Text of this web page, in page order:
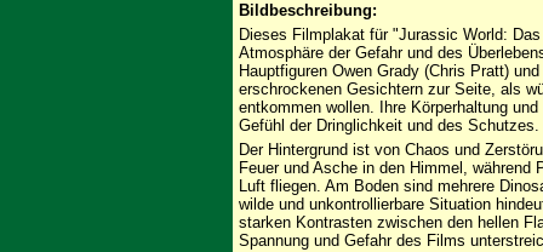
Bildbeschreibung:
Dieses Filmplakat für "Jurassic World:
Atmosphäre der Gefahr und des
Hauptfiguren Owen Grady (Chris Pratt)
erschrockenen Gesichtern zur Seite, als
entkommen wollen. Ihre Körperhaltung
Gefühl der Dringlichkeit und des Schutzes.
Der Hintergrund ist von Chaos und
Feuer und Asche in den Himmel, während
Luft fliegen. Am Boden sind mehrere
wilde und unkontrollierbare Situation
starken Kontrasten zwischen den hellen
Spannung und Gefahr des Films